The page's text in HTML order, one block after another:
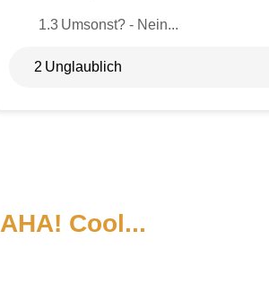
1.3 Umsonst? - Nein...
2 Unglaublich
AHA! Cool...